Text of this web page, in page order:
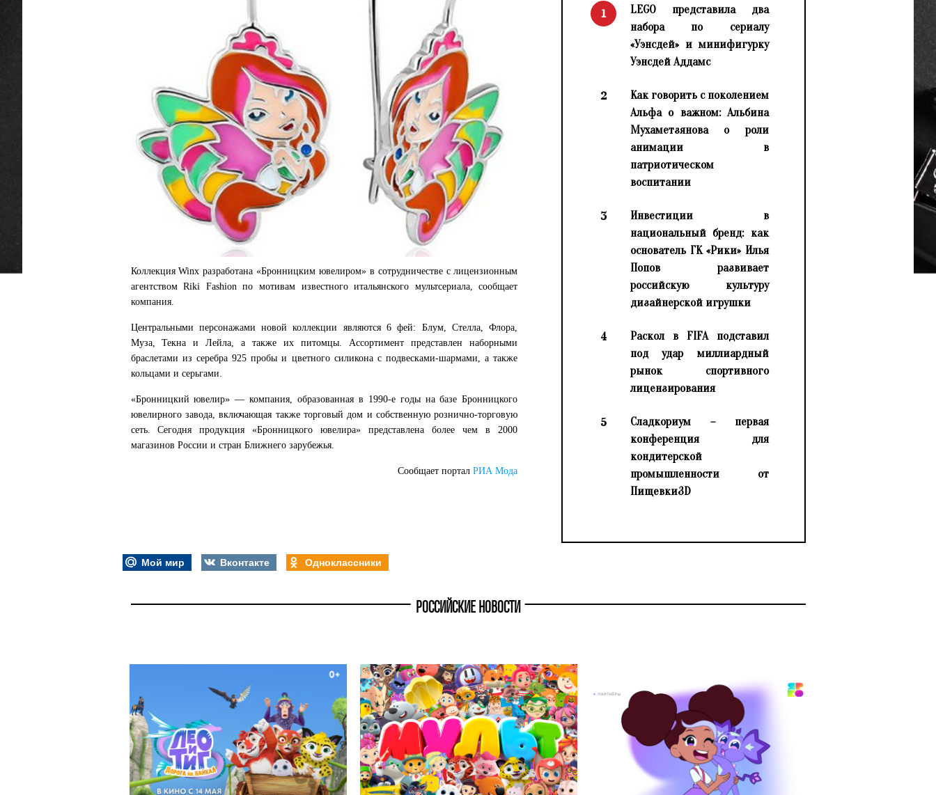
Коллекция Winx разработана «Бронницким ювелиром» в сотрудничестве с лицензионным
агентством Riki Fashion по мотивам известного итальянского мультсериала, сообщает
компания.
Центральными персонажами новой коллекции являются 6 фей: Блум, Стелла, Флора,
Муза, Текна и Лейла, а также их питомцы. Ассортимент представлен наборными
браслетами из серебра 925 пробы и цветного силикона с подвесками-шармами, а также
кольцами и серьгами.
«Бронницкий ювелир» — компания, образованная в 1990-е годы на базе Бронницкого
ювелирного завода, включающая также торговый дом и собственную рознично-торговую
сеть. Сегодня продукция «Бронницкого ювелира» представлена более чем в 2000
магазинов России и стран Ближнего зарубежья.
Сообщает порталРИА Мода
1
LEGO представила два
набора по сериалу
«Уэнсдей» и минифигурку
Уэнсдей Аддамс
2
Как говорить с поколением
Альфа о важном: Альбина
Мухаметзянова о роли
анимации в
патриотическом
воспитании
3
Инвестиции в
национальный бренд: как
основатель ГК «Рики» Илья
Попов развивает
российскую культуру
дизайнерской игрушки
4
Раскол в FIFA подставил
под удар миллиардный
рынок спортивного
лицензирования
5
Сладкориум – первая
конференция для
кондитерской
промышленности от
Пищевки3D
Мой мир Вконтакте Одноклассники
РОССИЙСКИЕ НОВОСТИ